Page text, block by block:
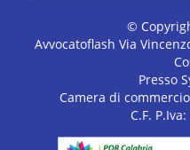
©
Avvocatoflash Via
Presso
Camera di
C.F.